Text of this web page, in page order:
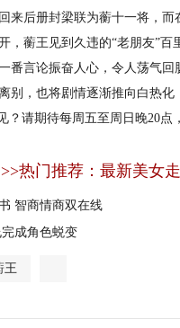
后册封梁联为蘅十一将，而
蘅王见到久违的“老朋友”百
言论振奋人心，令人荡气回
别，也将剧情逐渐推向白热
？请期待每周五至周日晚20点
>>热门推荐：最新美女
智商情商双在线
完成角色蜕变
王